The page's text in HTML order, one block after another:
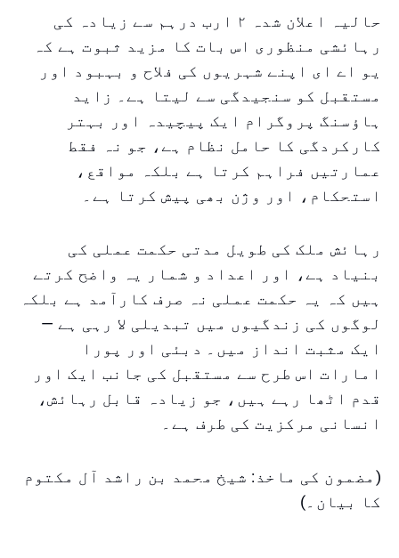
حالیہ اعلان شدہ ۲ ارب درہم سے زیادہ کی
رہائشی منظوری اس بات کا مزید ثبوت ہے کہ
یو اے ای اپنے شہریوں کی فلاح و بہبود اور
مستقبل کو سنجیدگی سے لیتا ہے۔ زاید
ہاؤسنگ پروگرام ایک پیچیدہ اور بہتر
کارکردگی کا حامل نظام ہے، جو نہ فقط
عمارتیں فراہم کرتا ہے بلکہ مواقع،
استحکام، اور وژن بھی پیش کرتا ہے۔
رہائش ملک کی طویل مدتی حکمت عملی کی
بنیاد ہے، اور اعداد و شمار یہ واضح کرتے
ہیں کہ یہ حکمت عملی نہ صرف کارآمد ہے بلکہ
لوگوں کی زندگیوں میں تبدیلی لا رہی ہے —
ایک مثبت انداز میں۔ دبئی اور پورا
امارات اس طرح سے مستقبل کی جانب ایک اور
قدم اٹھا رہے ہیں، جو زیادہ قابل رہائش،
انسانی مرکزیت کی طرف ہے۔
(مضمون کی ماخذ: شیخ محمد بن راشد آل مکتوم
کا بیان۔)